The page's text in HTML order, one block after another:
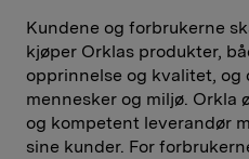
Kundene og forbrukerne
kjøper Orklas produkter,
opprinnelse og kvalitet,
mennesker og miljø.
og kompetent leverandør
sine kunder. For